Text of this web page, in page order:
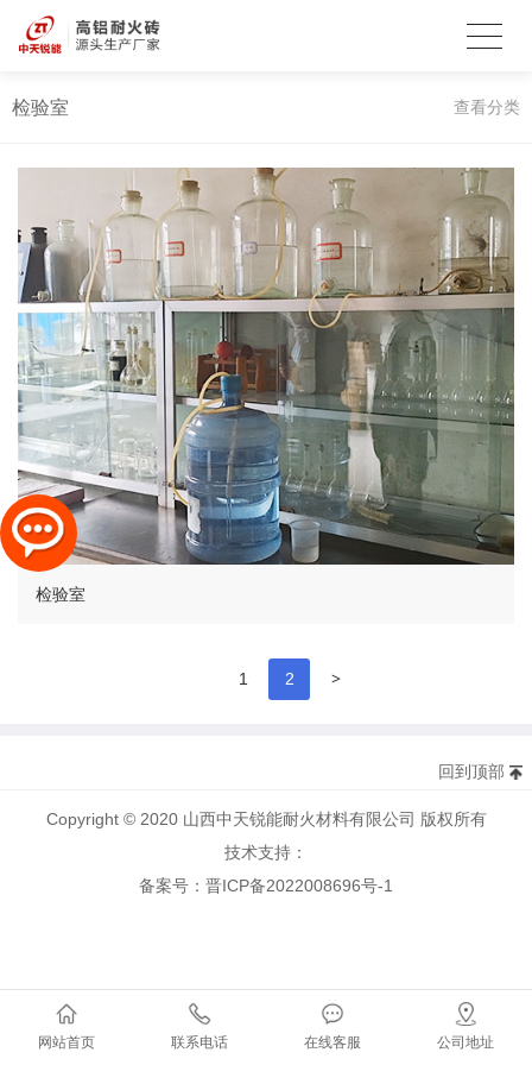
检验室 查看分类
检验室
1 2 >
网站首页 联系电话 在线客服 公司地址
回到顶部
Copyright © 2020 山西中天锐能耐火材料有限公司 版权所有
技术支持：
备案号：晋ICP备2022008696号-1